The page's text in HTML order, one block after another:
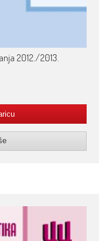
2012./2013.